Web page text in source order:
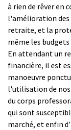
à rien de rêver en
l'amélioration des
retraite, et la
même les
En attendant un
financière, il est
manoeuvre
l'utilisation de
du corps
qui sont
marché, et enfin